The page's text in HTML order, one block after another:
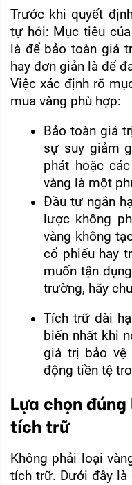
Trước khi quyết
tự hỏi: Mục tiêu
là để bảo toàn giá
hay đơn giản là để
Việc xác định rõ
mua vàng phù hợp:
Bảo toàn giá
sự suy giảm
phát hoặc
vàng là một
Đầu tư ngắn
lược không
vàng không
cổ phiếu hay
muốn tận
trường, hãy
Tích trữ dài
biến nhất khi
giá trị bảo vệ
động tiền tệ
Lựa chọn
tích trữ
Không phải loại
tích trữ. Dưới đây là